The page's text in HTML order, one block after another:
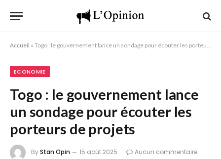
Accueil » Togo : le gouvernement lance un sondage pour écouter les porteurs de projets
ECONOMIE
Togo : le gouvernement lance
un sondage pour écouter les
porteurs de projets
ByStan Opin 15 août 2025
Aucun commentaire